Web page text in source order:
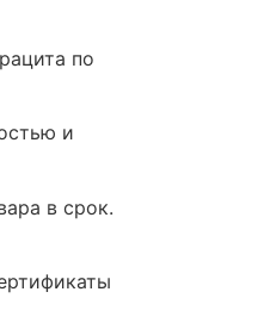
по
и
в срок.